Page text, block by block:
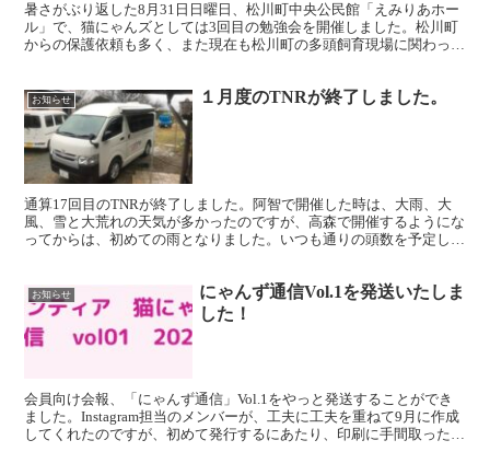
暑さがぶり返した8月31日日曜日、松川町中央公民館「えみりあホー
ル」で、猫にゃんズとしては3回目の勉強会を開催しました。松川町
からの保護依頼も多く、また現在も松川町の多頭飼育現場に関わって
お知らせ １月度のTNRが終了しました。
通算17回目のTNRが終了しました。阿智で開催した時は、大雨、大
風、雪と大荒れの天気が多かったのですが、高森で開催するようにな
ってからは、初めての雨となりました。いつも通りの頭数を予定して
お知らせ
にゃんず通信Vol.1を発送いたしま
した！
会員向け会報、「にゃんず通信」Vol.1をやっと発送することができ
ました。Instagram担当のメンバーが、工夫に工夫を重ねて9月に作成
してくれたのですが、初めて発行するにあたり、印刷に手間取った